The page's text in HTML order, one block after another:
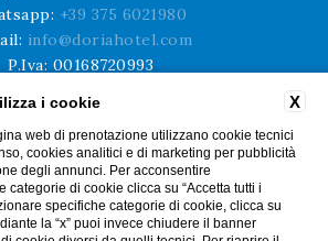
+39 375 6021980
info@doriahotel.com
P.Iva: 00168720993
DATI SOCIETARI LAVORA CON NOI
COVID 19 DICONO DI NOI
X
i cookie
web di prenotazione utilizzano cookie tecnici
cookies analitici e di marketing per pubblicità
degli annunci. Per acconsentire
categorie di cookie clicca su “Accetta tutti i
specifiche categorie di cookie, clicca su
la “x” puoi invece chiudere il banner